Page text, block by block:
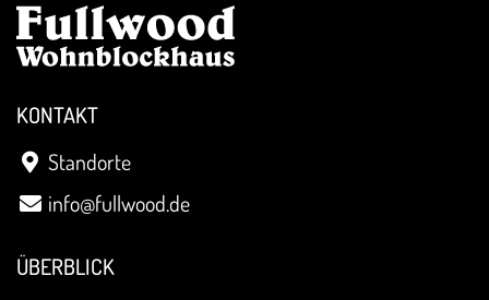
KONTAKT
Standorte
info@fullwood.de
ÜBERBLICK